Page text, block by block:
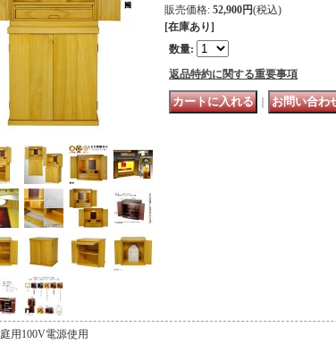
販売価格: 52,900円(税込)
[在庫あり]
数量:
返品特約に関する重要事項
用100V電源使用